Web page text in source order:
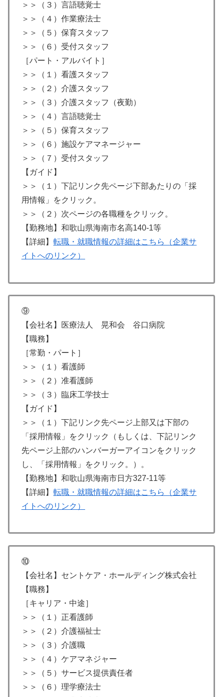
＞＞（３）言語聴覚士
＞＞（４）作業療法士
＞＞（５）保育スタッフ
＞＞（６）受付スタッフ
［パート・アルバイト］
＞＞（１）看護スタッフ
＞＞（２）介護スタッフ
＞＞（３）介護スタッフ（夜勤）
＞＞（４）言語聴覚士
＞＞（５）保育スタッフ
＞＞（６）施設ケアマネージャー
＞＞（７）受付スタッフ
【ガイド】
＞＞（１）下記リンク先ページ下部あたりの「採
用情報」をクリック。
＞＞（２）次ページの各職種をクリック。
【勤務地】和歌山県海南市名高140-1等
【詳細】 転職・就職情報の詳細はこちら（企業サ
イトへのリンク）
⑨
【会社名】医療法人 晃和会 谷口病院
【職務】
［常勤・パート］
＞＞（１）看護師
＞＞（２）准看護師
＞＞（３）臨床工学技士
【ガイド】
＞＞（１）下記リンク先ページ上部又は下部の
「採用情報」をクリック（もしくは、下記リンク
先ページ上部のハンバーガーアイコンをクリック
し、「採用情報」をクリック。）。
【勤務地】和歌山県海南市日方327-11等
【詳細】 転職・就職情報の詳細はこちら（企業サ
イトへのリンク）
⑩
【会社名】セントケア・ホールディング株式会社
【職務】
［キャリア・中途］
＞＞（１）正看護師
＞＞（２）介護福祉士
＞＞（３）介護職
＞＞（４）ケアマネジャー
＞＞（５）サービス提供責任者
＞＞（６）理学療法士